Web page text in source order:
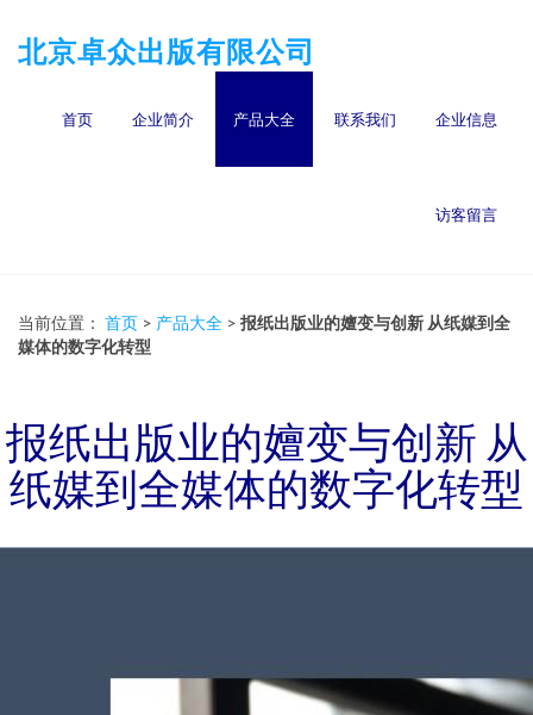
北京卓众出版有限公司
首页 企业简介 产品大全 联系我们 企业信息
访客留言
当前位置： 首页 > 产品大全 > 报纸出版业的嬗变与创新 从纸媒到全
媒体的数字化转型
报纸出版业的嬗变与创新 从
纸媒到全媒体的数字化转型